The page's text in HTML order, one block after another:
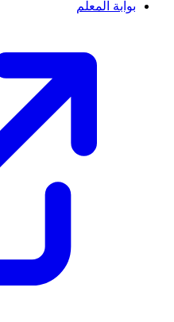
بوابة المعلم